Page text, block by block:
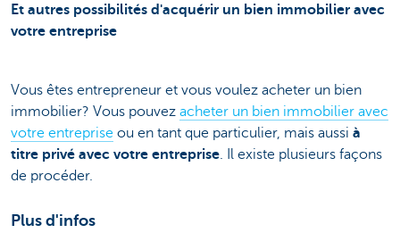
Et autres possibilités d'acquérir un bien immobilier avec
votre entreprise
Vous êtes entrepreneur et vous voulez acheter un bien
immobilier? Vous pouvez acheter un bien immobilier avec
votre entreprise ou en tant que particulier, mais aussi à
titre privé avec votre entreprise. Il existe plusieurs façons
de procéder.
Plus d'infos